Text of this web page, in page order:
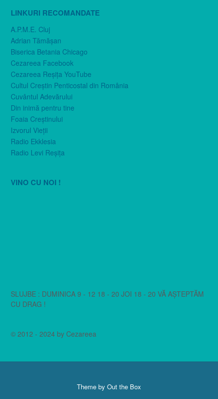
LINKURI RECOMANDATE
A.P.M.E. Cluj
Adrian Tămăşan
Biserica Betania Chicago
Cezareea Facebook
Cezareea Reşiţa YouTube
Cultul Creştin Penticostal din România
Cuvântul Adevărului
Din inimă pentru tine
Foaia Creştinului
Izvorul Vieţii
Radio Ekklesia
Radio Levi Reşiţa
VINO CU NOI !
SLUJBE : DUMINICA 9 - 12 18 - 20 JOI 18 - 20 VĂ AȘTEPTĂM
CU DRAG !
© 2012 - 2024 by Cezareea
Theme by Out the Box